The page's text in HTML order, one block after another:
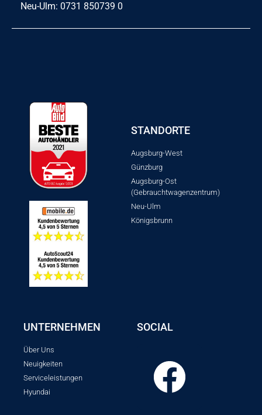
Neu-Ulm: 0731 850739 0
STANDORTE
Augsburg-West
Günzburg
Augsburg-Ost
(Gebrauchtwagenzentrum)
Neu-Ulm
Königsbrunn
UNTERNEHMEN
Über Uns
Neuigkeiten
Serviceleistungen
Hyundai
SOCIAL